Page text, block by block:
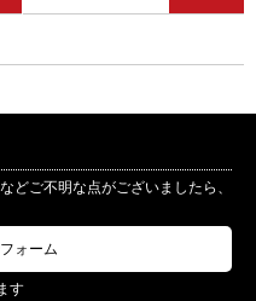
どご不明な点がございましたら、
ォーム
す